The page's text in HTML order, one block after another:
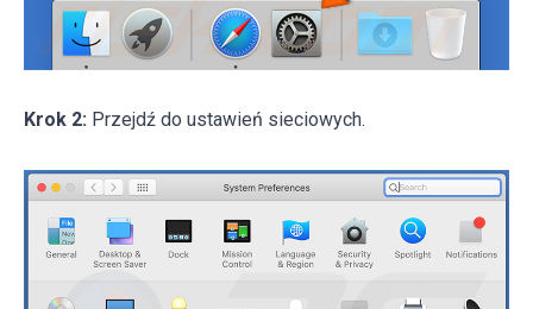
Krok 2: Przejdź do ustawień sieciowych.